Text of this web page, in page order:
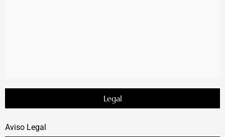
Legal
Aviso Legal